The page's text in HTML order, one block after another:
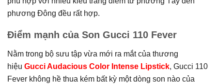
phương Đông đều rất hợp.
Điểm mạnh của Son Gucci 110 Fever
Nằm trong bộ sưu tập vừa mới ra mắt của thương
hiệu Gucci Audacious Color Intense Lipstick, Gucci 110
Fever không hề thua kém bất kỳ một dòng son nào của